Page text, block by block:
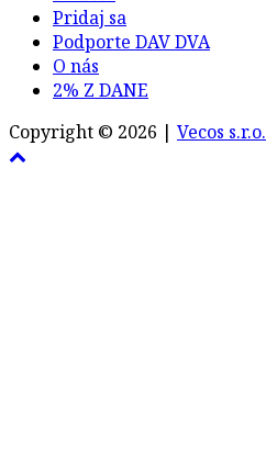
Pridaj sa
Podporte DAV DVA
O nás
2% Z DANE
Copyright © 2026 | Vecos s.r.o.